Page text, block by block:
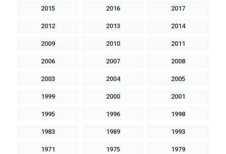
2017
2016
2015
2014
2013
2012
2011
2010
2009
2008
2007
2006
2005
2004
2003
2001
2000
1999
1998
1996
1995
1993
1989
1983
1979
1975
1971